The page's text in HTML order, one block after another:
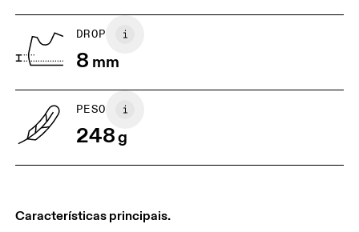
Arraste na horizontal para ver mais
DROP
8 mm
PESO
248g
Características principais.